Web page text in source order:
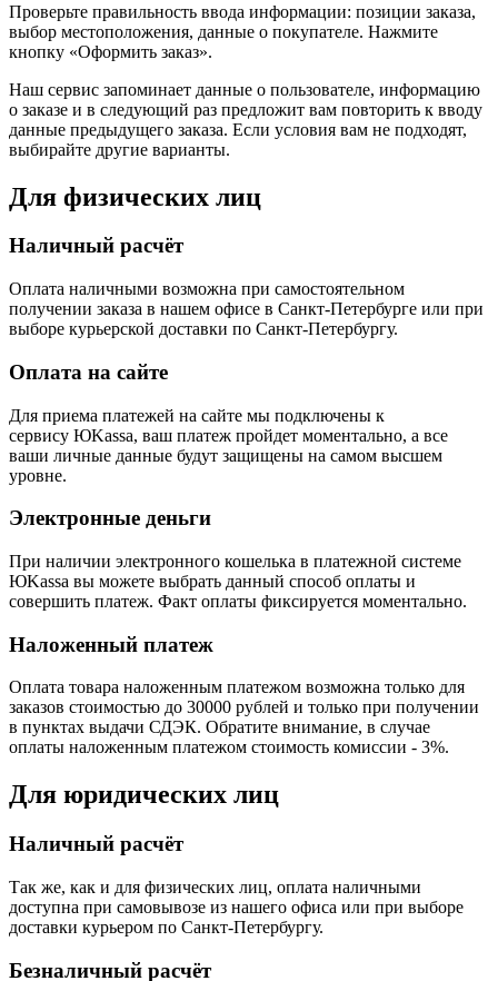
Проверьте правильность ввода информации: позиции заказа,
выбор местоположения, данные о покупателе. Нажмите
кнопку «Оформить заказ».
Наш сервис запоминает данные о пользователе, информацию
о заказе и в следующий раз предложит вам повторить к вводу
данные предыдущего заказа. Если условия вам не подходят,
выбирайте другие варианты.
Для физических лиц
Наличный расчёт
Оплата наличными возможна при самостоятельном
получении заказа в нашем офисе в Санкт-Петербурге или при
выборе курьерской доставки по Санкт-Петербургу.
Оплата на сайте
Для приема платежей на сайте мы подключены к
сервису ЮKassa, ваш платеж пройдет моментально, а все
ваши личные данные будут защищены на самом высшем
уровне.
Электронные деньги
При наличии электронного кошелька в платежной системе
ЮKassa вы можете выбрать данный способ оплаты и
совершить платеж. Факт оплаты фиксируется моментально.
Наложенный платеж
Оплата товара наложенным платежом возможна только для
заказов стоимостью до 30000 рублей и только при получении
в пунктах выдачи СДЭК. Обратите внимание, в случае
оплаты наложенным платежом стоимость комиссии - 3%.
Для юридических лиц
Наличный расчёт
Так же, как и для физических лиц, оплата наличными
доступна при самовывозе из нашего офиса или при выборе
доставки курьером по Санкт-Петербургу.
Безналичный расчёт